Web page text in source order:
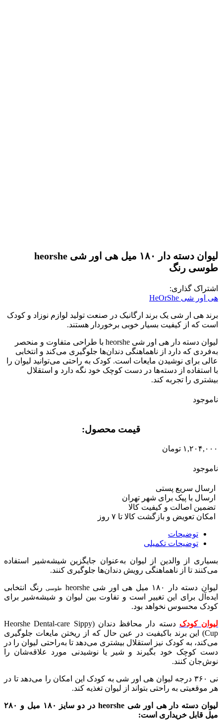
لیوان دسته دار ۱۸۰ میل هی اور شی heorshe
طوسی رنگ
اشتراک گذاری:
هی اور شی HeOrShe
برند هی ار شی یک برند ارگانیک در صنعت تولید لوازم نوزاد و کودک
است که از کیفیت بسیار خوبی برخوردار هستند.
لیوان دسته دار هی اور شی heorshe با طراحی متفاوت و منحصر
به‌فردی که دارد از ناهماهنگی دندان‌ها جلوگیری می‌کند و انتخابی
عالی برای نوشیدن مایعات است. کودک به راحتی می‌توانید لیوان را
با استفاده از دسته‌ها در دست کوچک خود نگه دارد و استقلال
بیشتری را تجربه کند.
ناموجود
قیمت محصول:​
۱,۲۰۴,۰۰۰ تومان
ناموجود
ارسال سریع پستی
ارسال با پیک برای شهر تهران
تضمین اصالت و کیفیت کالا
امکان تعویض و بازگشت کالا تا ۷ روز
توضیحات
توضیحات تکمیلی
بسیاری از والدین از لیوان به‌عنوان جایگزین شیشه‌شیر استفاده
می‌کنند تا از ناهماهنگی رویش دندان‌ها جلوگیری کنند.
لیوان دسته دار ۱۸۰ میل هی اور شیheorshe طوسی
رنگ انتخابی
ایده‌آل برای این تغییر است و تفاوت بین لیوان و شیشه‌شیر برای
کودک محسوس نخواهد بود.
لیوان کودک دسته دار محافظ دندان (Heorshe Dental-care Sippy
Cup)
این برند باکیفیت در عین حال که از ریختن مایعات جلوگیری
می‌کند، به کودک نیز استقلال بیشتری می‌دهد تا به‌راحتی لیوان را در
دست کوچک خود بگیرند و شیر یا نوشیدنی مورد علاقه‌شان را
نوش‌جان کنند.
نی ۳۶۰ درجه لیوان هی اور شی به کودک این امکان را می‌دهد تا در
هر موقعیتی به راحتی بتواند از لیوان تغذیه کند.
لیوان دسته دار هی اور شیheorshe در دو سایز ۱۸۰ میل و ۲۸۰
میل قابل خریداری است: